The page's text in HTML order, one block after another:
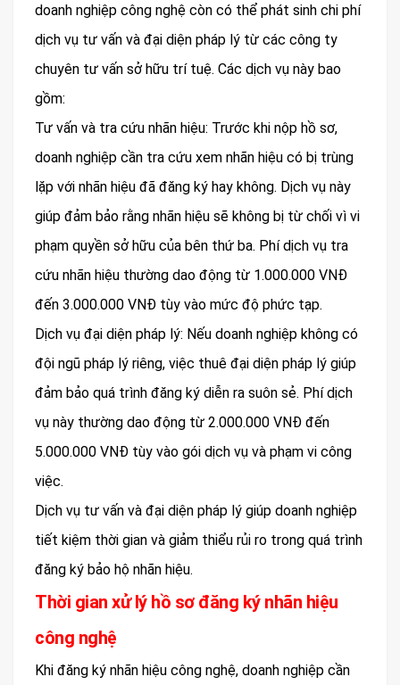
doanh nghiệp công nghệ còn có thể phát sinh chi phí
dịch vụ tư vấn và đại diện pháp lý từ các công ty
chuyên tư vấn sở hữu trí tuệ. Các dịch vụ này bao
gồm:
Tư vấn và tra cứu nhãn hiệu: Trước khi nộp hồ sơ,
doanh nghiệp cần tra cứu xem nhãn hiệu có bị trùng
lặp với nhãn hiệu đã đăng ký hay không. Dịch vụ này
giúp đảm bảo rằng nhãn hiệu sẽ không bị từ chối vì vi
phạm quyền sở hữu của bên thứ ba. Phí dịch vụ tra
cứu nhãn hiệu thường dao động từ 1.000.000 VNĐ
đến 3.000.000 VNĐ tùy vào mức độ phức tạp.
Dịch vụ đại diện pháp lý: Nếu doanh nghiệp không có
đội ngũ pháp lý riêng, việc thuê đại diện pháp lý giúp
đảm bảo quá trình đăng ký diễn ra suôn sẻ. Phí dịch
vụ này thường dao động từ 2.000.000 VNĐ đến
5.000.000 VNĐ tùy vào gói dịch vụ và phạm vi công
việc.
Dịch vụ tư vấn và đại diện pháp lý giúp doanh nghiệp
tiết kiệm thời gian và giảm thiểu rủi ro trong quá trình
đăng ký bảo hộ nhãn hiệu.
Thời gian xử lý hồ sơ đăng ký nhãn hiệu
công nghệ
Khi đăng ký nhãn hiệu công nghệ, doanh nghiệp cần